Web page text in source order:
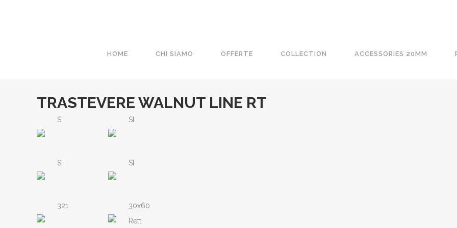
HOME CHI SIAMO OFFERTE COLLECTION ACCESSORIES 20MM
TRASTEVERE WALNUT LINE RT
SI SI
SI SI
321
30x60
Rett.